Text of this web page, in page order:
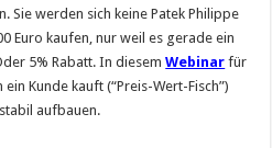
Sie werden sich keine Patek Philippe
Euro kaufen, nur weil es gerade ein
5% Rabatt. In diesemWebinar für
Kunde kauft (“Preis-Wert-Fisch”)
aufbauen.